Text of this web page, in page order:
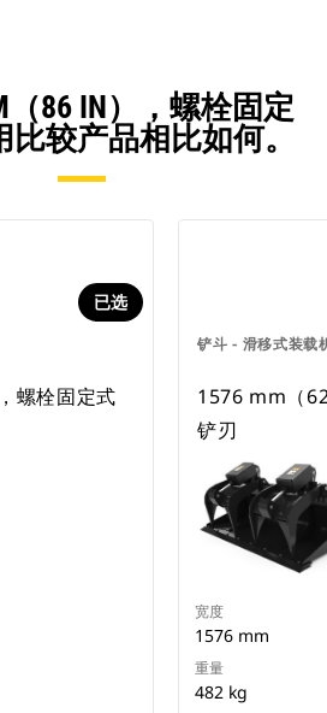
（86 IN），螺栓固定
较产品相比如何。
已选
螺栓固定式
铲斗 - 滑移式装载
1576 mm（
铲刃
宽度
1576 mm
重量
482 kg